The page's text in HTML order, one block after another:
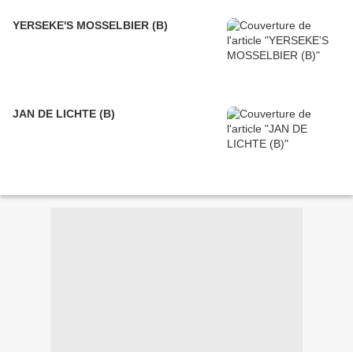
YERSEKE'S MOSSELBIER (B)
JAN DE LICHTE (B)